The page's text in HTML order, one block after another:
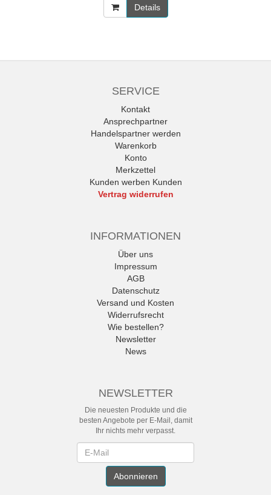
Details
SERVICE
Kontakt
Ansprechpartner
Handelspartner werden
Warenkorb
Konto
Merkzettel
Kunden werben Kunden
Vertrag widerrufen
INFORMATIONEN
Über uns
Impressum
AGB
Datenschutz
Versand und Kosten
Widerrufsrecht
Wie bestellen?
Newsletter
News
NEWSLETTER
Die neuesten Produkte und die
besten Angebote per E-Mail, damit
Ihr nichts mehr verpasst.
Abonnieren